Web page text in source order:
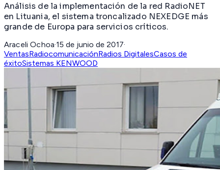
Análisis de la implementación de la red RadioNET
en Lituania, el sistema troncalizado NEXEDGE más
grande de Europa para servicios críticos.
Araceli Ochoa·15 de junio de 2017·
VentasRadiocomunicaciónRadios DigitalesCasos de
éxitoSistemas KENWOOD